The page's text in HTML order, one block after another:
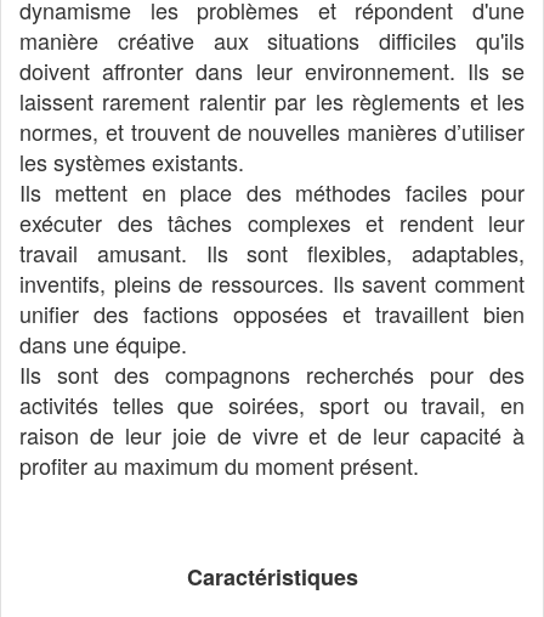
dynamisme les problèmes et répondent d'une
manière créative aux situations difficiles qu'ils
doivent affronter dans leur environnement. Ils se
laissent rarement ralentir par les règlements et les
normes, et trouvent de nouvelles manières d’utiliser
les systèmes existants.
Ils mettent en place des méthodes faciles pour
exécuter des tâches complexes et rendent leur
travail amusant. Ils sont flexibles, adaptables,
inventifs, pleins de ressources. Ils savent comment
unifier des factions opposées et travaillent bien
dans une équipe.
Ils sont des compagnons recherchés pour des
activités telles que soirées, sport ou travail, en
raison de leur joie de vivre et de leur capacité à
profiter au maximum du moment présent.
Caractéristiques